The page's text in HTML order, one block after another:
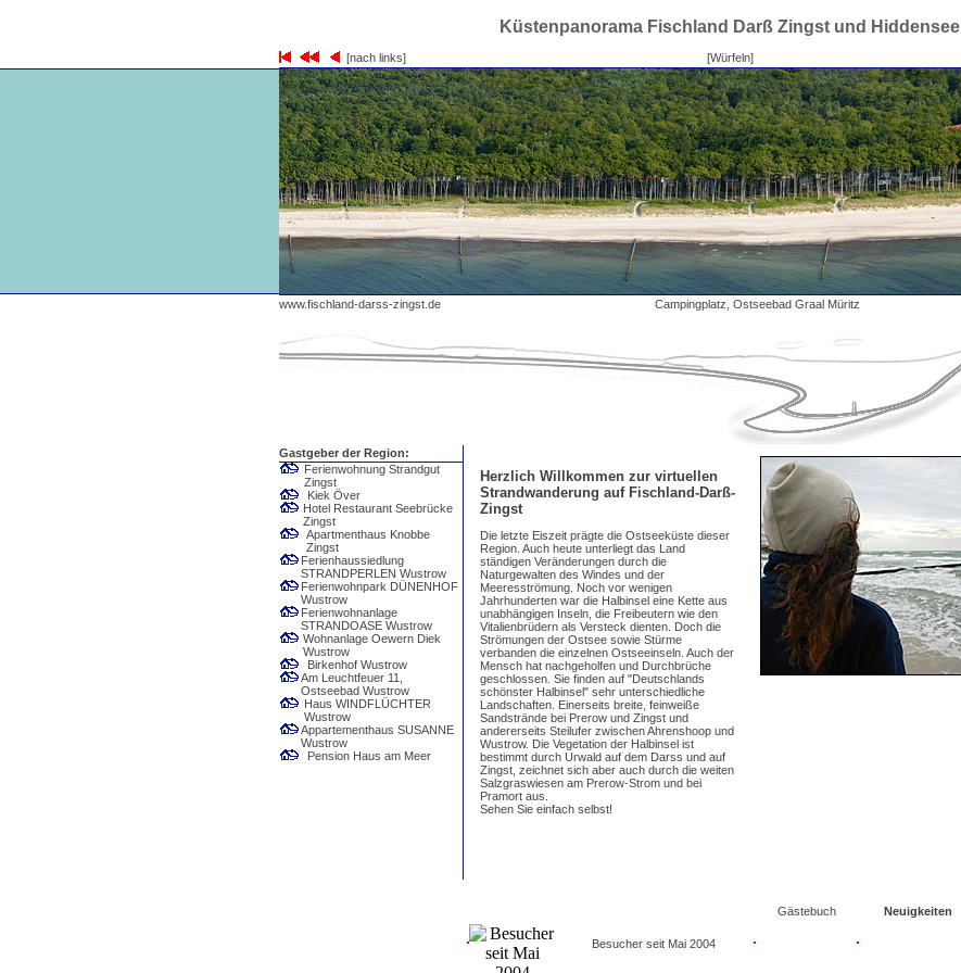
Küstenpanorama Fischland Darß Zingst und Hiddensee
[nach links] [Würfeln]
www.fischland-darss-zingst.de Campingplatz, Ostseebad Graal Müritz
Gastgeber der Region:
Ferienwohnung Strandgut
Zingst
Kiek Över
Hotel Restaurant Seebrücke
Zingst
Apartmenthaus Knobbe
Zingst
Ferienhaussiedlung
STRANDPERLEN Wustrow
Ferienwohnpark DÜNENHOF
Wustrow
Ferienwohnanlage
STRANDOASE Wustrow
Wohnanlage Oewern Diek
Wustrow
Birkenhof Wustrow
Am Leuchtfeuer 11,
Ostseebad Wustrow
Haus WINDFLÜCHTER
Wustrow
Appartementhaus SUSANNE
Wustrow
Pension Haus am Meer
Herzlich Willkommen zur virtuellen
Strandwanderung auf Fischland-Darß-
Zingst
Die letzte Eiszeit prägte die Ostseeküste dieser
Region. Auch heute unterliegt das Land
ständigen Veränderungen durch die
Naturgewalten des Windes und der
Meeresströmung. Noch vor wenigen
Jahrhunderten war die Halbinsel eine Kette aus
unabhängigen Inseln, die Freibeutern wie den
Vitalienbrüdern als Versteck dienten. Doch die
Strömungen der Ostsee sowie Stürme
verbanden die einzelnen Ostseeinseln. Auch der
Mensch hat nachgeholfen und Durchbrüche
geschlossen. Sie finden auf "Deutschlands
schönster Halbinsel" sehr unterschiedliche
Landschaften. Einerseits breite, feinweiße
Sandstrände bei Prerow und Zingst und
andererseits Steilufer zwischen Ahrenshoop und
Wustrow. Die Vegetation der Halbinsel ist
bestimmt durch Urwald auf dem Darss und auf
Zingst, zeichnet sich aber auch durch die weiten
Salzgraswiesen am Prerow-Strom und bei
Pramort aus.
Sehen Sie einfach selbst!
Besucher seit Mai 2004
Gästebuch Neuigkeiten